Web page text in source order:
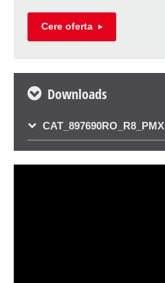
Cere oferta
Downloads
CAT_897690RO_R8_PMX